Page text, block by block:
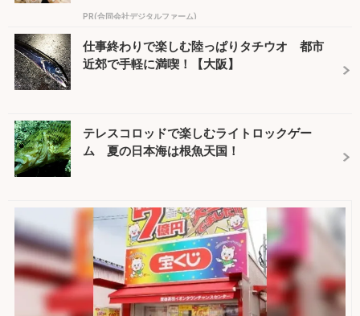
PR(合同会社デジタルファーム)
仕事終わりで楽しむ陸っぱりタチウオ 都市
近郊で手軽に満喫！【大阪】
テレスコロッドで楽しむライトロックゲー
ム 夏の日本海は根魚天国！